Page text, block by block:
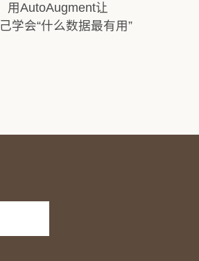
用AutoAugment让
学会“什么数据最有用”